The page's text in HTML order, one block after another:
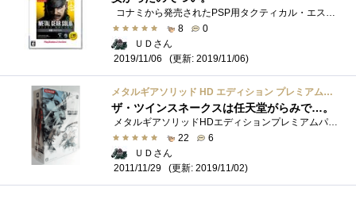
コナミから発売されたPSP用タクティカル・エスピオナージ・オペレーション（ステルスゲーム）。『メタルギアソリッドピースウォーカーHDエ�...
8
0
ＵＤさん
2019/11/06
(更新: 2019/11/06)
メタルギアソリッド HD エディション プレミアムパッケージ (ゲームアーカイブス版「メタルギアソリッド」ダウンロードコード同梱)
ザ・ツインスネークスは任天堂がらみで…。
メタルギアソリッドHDエディションプレミアムパッケージです。
22
6
ＵＤさん
2011/11/29
(更新: 2019/11/02)